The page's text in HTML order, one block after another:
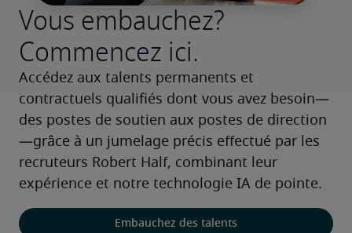
Vous embauchez?
Commencez ici.
Accédez aux talents permanents et
contractuels qualifiés dont vous avez besoin—
des postes de soutien aux postes de direction
—grâce à un jumelage précis effectué par les
recruteurs Robert Half, combinant leur
expérience et notre technologie IA de pointe.
Embauchez des talents